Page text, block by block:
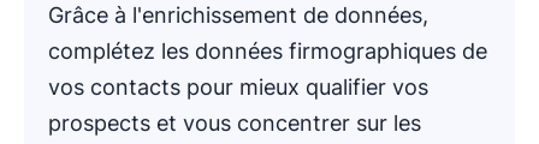
Grâce à l'enrichissement de données,
complétez les données firmographiques de
vos contacts pour mieux qualifier vos
prospects et vous concentrer sur les